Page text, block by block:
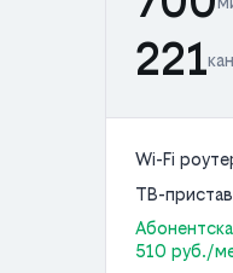
221
Wi-Fi
ТВ-
510 руб./